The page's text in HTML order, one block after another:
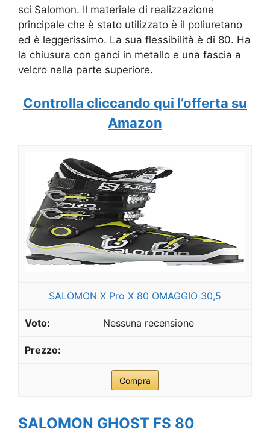
sci Salomon. Il materiale di realizzazione
principale che è stato utilizzato è il poliuretano
ed è leggerissimo. La sua flessibilità è di 80. Ha
la chiusura con ganci in metallo e una fascia a
velcro nella parte superiore.
Controlla cliccando qui l’offerta su
Amazon
SALOMON X Pro X 80 OMAGGIO 30,5
Nessuna recensione
Compra
SALOMON GHOST FS 80